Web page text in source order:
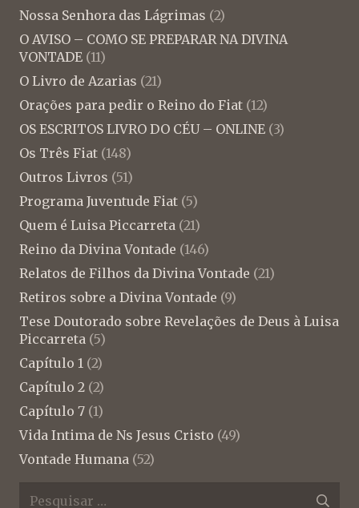
Nossa Senhora das Lágrimas (2)
O AVISO – COMO SE PREPARAR NA DIVINA
VONTADE (11)
O Livro de Azarias (21)
Orações para pedir o Reino do Fiat (12)
OS ESCRITOS LIVRO DO CÉU – ONLINE (3)
Os Três Fiat (148)
Outros Livros (51)
Programa Juventude Fiat (5)
Quem é Luisa Piccarreta (21)
Reino da Divina Vontade (146)
Relatos de Filhos da Divina Vontade (21)
Retiros sobre a Divina Vontade (9)
Tese Doutorado sobre Revelações de Deus à Luisa
Piccarreta (5)
Capítulo 1 (2)
Capítulo 2 (2)
Capítulo 7 (1)
Vida Intima de Ns Jesus Cristo (49)
Vontade Humana (52)
Pesquisar